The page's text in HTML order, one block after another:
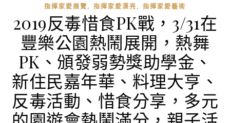
指揮家愛展覽, 指揮家愛漂亮, 指揮家愛藝術
2019反毒惜食PK戰，3/31在
豐樂公園熱鬧展開，熱舞
PK、頒發弱勢獎助學金、
新住民嘉年華、料理大亨、
反毒活動、惜食分享，多元